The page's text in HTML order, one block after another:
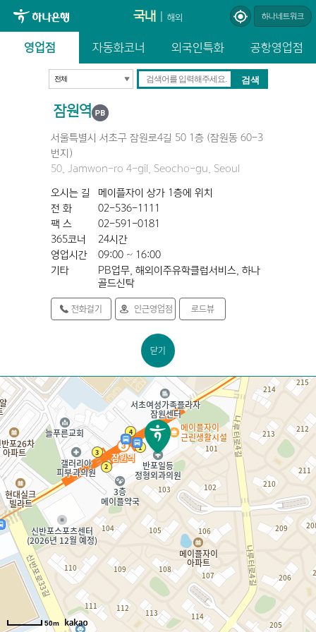
국내 해외 하나네트워크
영업점 자동화코너 외국인특화 공항영업점
잠원역
서울특별시 서초구 잠원로4길 50 1층 (잠원동 60-3
번지)
50, Jamwon-ro 4-gil, Seocho-gu, Seoul
오시는 길
메이플자이 상가 1층에 위치
전 화
02-536-1111
팩 스
02-591-0181
365코너
24시간
영업시간
09:00 ~ 16:00
기타
PB업무, 해외이주유학클럽서비스, 하나
골드신탁
전화걸기 인근영업점 로드뷰
닫기
50m